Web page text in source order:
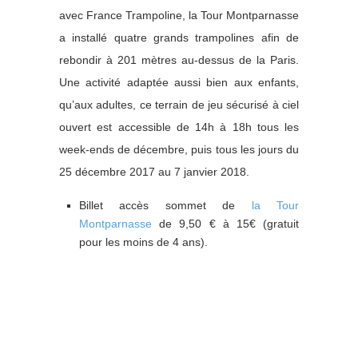
avec France Trampoline, la Tour Montparnasse
a installé quatre grands trampolines afin de
rebondir à 201 mètres au-dessus de la Paris.
Une activité adaptée aussi bien aux enfants,
qu’aux adultes, ce terrain de jeu sécurisé à ciel
ouvert est accessible de 14h à 18h tous les
week-ends de décembre, puis tous les jours du
25 décembre 2017 au 7 janvier 2018.
Billet accès sommet de la Tour
Montparnasse de 9,50 € à 15€ (gratuit
pour les moins de 4 ans).